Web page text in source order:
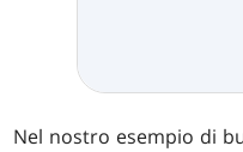
Nel nostro esempio di